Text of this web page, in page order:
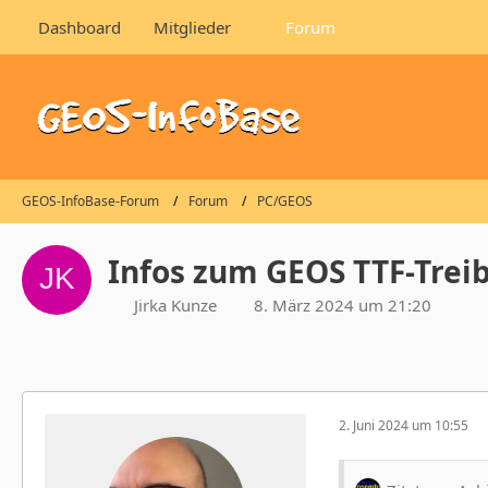
Dashboard Mitglieder Forum
GEOS-InfoBase-Forum Forum PC/GEOS
Infos zum GEOS TTF-
Jirka Kunze 8. März 2024 um 21:20
2. Juni 2024 um 10:55